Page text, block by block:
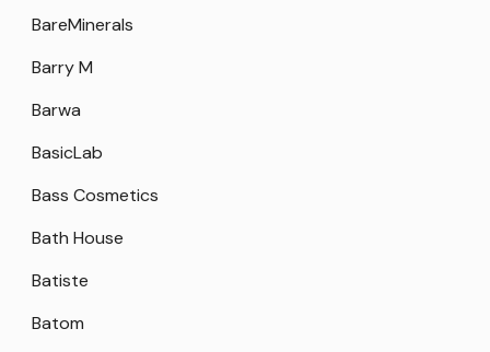
BareMinerals
Barry M
Barwa
BasicLab
Bass Cosmetics
Bath House
Batiste
Batom